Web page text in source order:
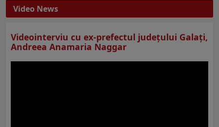
Video News
Videointerviu cu ex-prefectul judeţului Galaţi,
Andreea Anamaria Naggar